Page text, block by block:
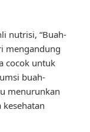
nutrisi, “Buah-
mengandung
cocok untuk
buah-
menurunkan